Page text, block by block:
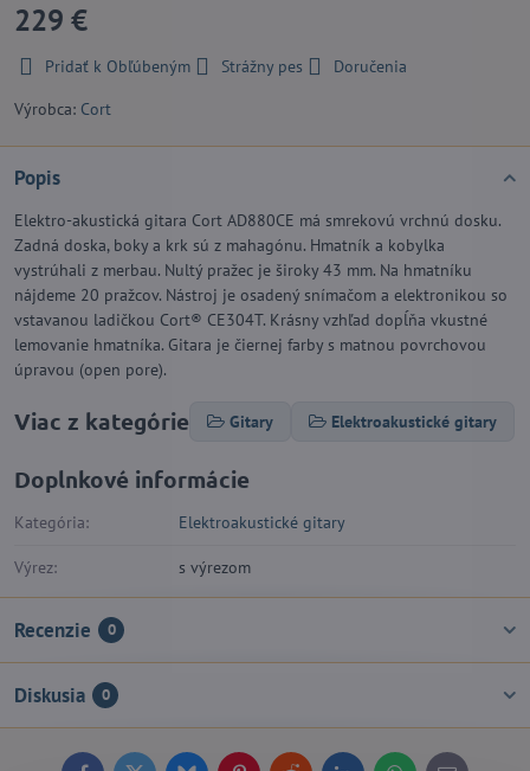
229 €
Pridať k Obľúbeným Strážny pes
Doručenia
Výrobca: Cort
Popis
Elektro-akustická gitara Cort AD880CE má smrekovú vrchnú dosku.
Zadná doska, boky a krk sú z mahagónu. Hmatník a kobylka
vystrúhali z merbau. Nultý pražec je široky 43 mm. Na hmatníku
nájdeme 20 pražcov. Nástroj je osadený snímačom a elektronikou so
vstavanou ladičkou Cort® CE304T. Krásny vzhľad dopĺňa vkustné
lemovanie hmatníka. Gitara je čiernej farby s matnou povrchovou
úpravou (open pore).
Viac z kategórie Gitary Elektroakustické gitary
Doplnkové informácie
Kategória: Elektroakustické gitary
Výrez: s výrezom
Recenzie 0
Diskusia 0